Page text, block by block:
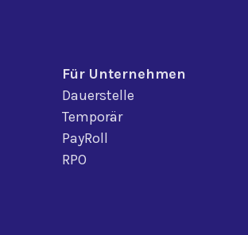
Für Unternehmen
Dauerstelle
Temporär
PayRoll
RPO